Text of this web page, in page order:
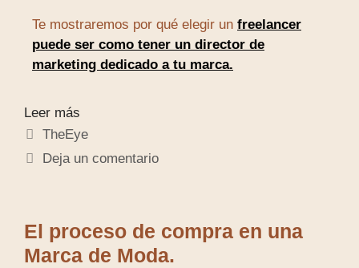
Te mostraremos por qué elegir un freelancer
puede ser como tener un director de
marketing dedicado a tu marca.
Leer más
TheEye
Deja un comentario
El proceso de compra en una
Marca de Moda.